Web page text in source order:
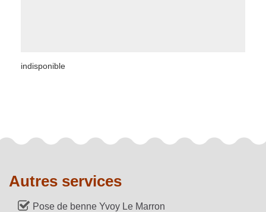
indisponible
Autres services
Pose de benne Yvoy Le Marron